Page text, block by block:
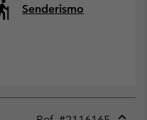
Senderismo